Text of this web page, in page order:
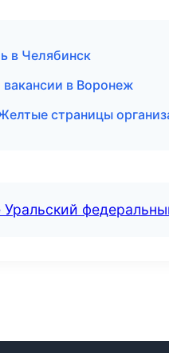
в Челябинск
в Воронеж
страницы